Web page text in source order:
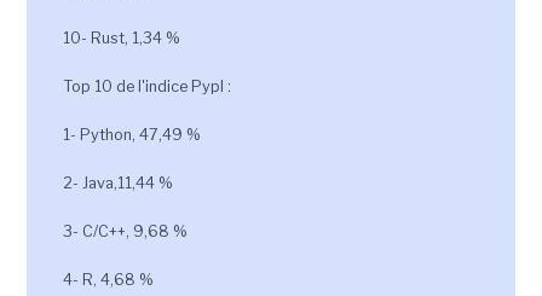
10- Rust, 1,34 %
Top 10 de l'indice Pypl :
1- Python, 47,49 %
2- Java,11,44 %
3- C/C++, 9,68 %
4- R, 4,68 %